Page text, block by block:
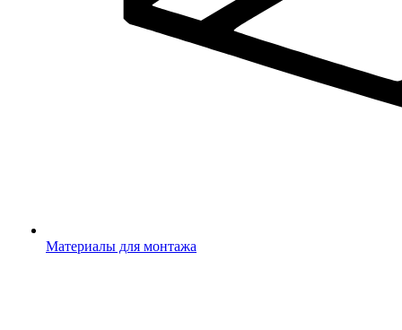
Материалы для монтажа